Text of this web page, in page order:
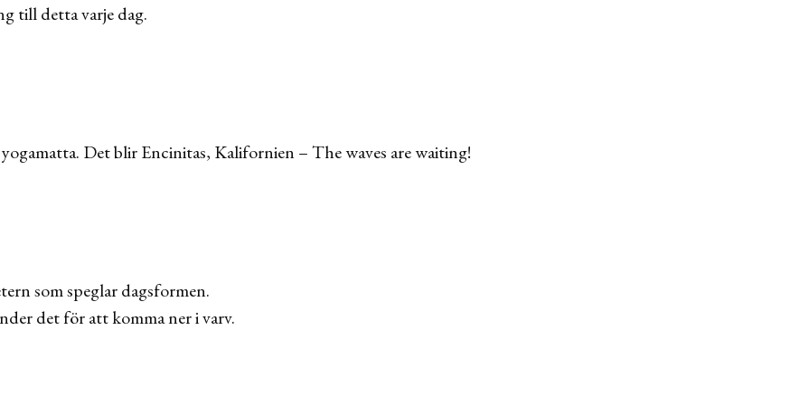
till detta varje dag.
Det blir Encinitas, Kalifornien – The waves are waiting!
som speglar dagsformen.
det för att komma ner i varv.